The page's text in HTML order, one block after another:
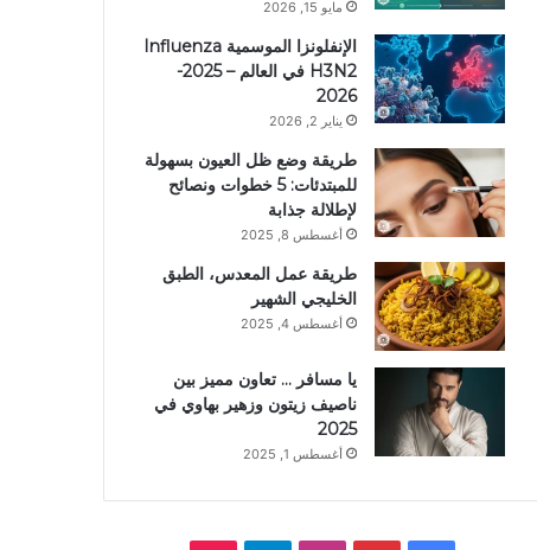
مايو 15, 2026
الإنفلونزا الموسمية Influenza
H3N2 في العالم – 2025-
2026
يناير 2, 2026
طريقة وضع ظل العيون بسهولة
للمبتدئات: 5 خطوات ونصائح
لإطلالة جذابة
أغسطس 8, 2025
طريقة عمل المعدس، الطبق
الخليجي الشهير
أغسطس 4, 2025
يا مسافر … تعاون مميز بين
ناصيف زيتون وزهير بهاوي في
2025
أغسطس 1, 2025